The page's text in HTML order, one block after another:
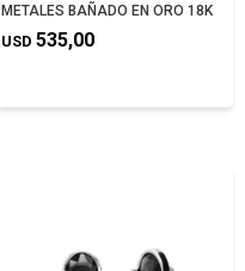
METALES BAÑADO EN ORO 18K
USD 535,00